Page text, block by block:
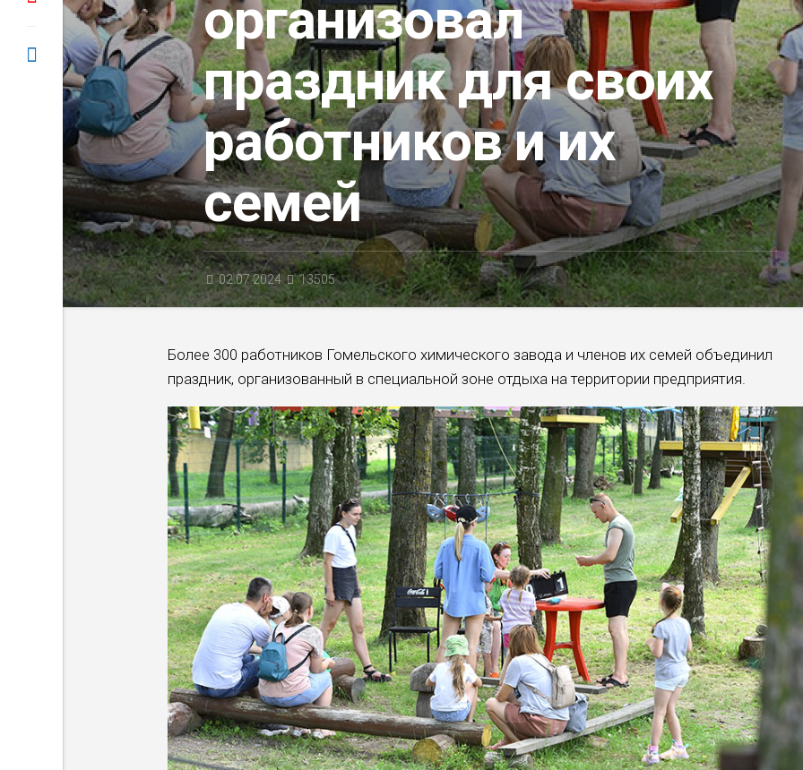
организовал
праздник для своих
работников и их
семей
02.07.2024 13505
Более 300 работников Гомельского химического завода и членов их семей объединил
праздник, организованный в специальной зоне отдыха на территории предприятия.